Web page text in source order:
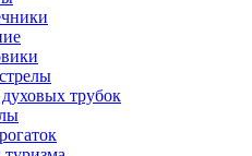
трубок